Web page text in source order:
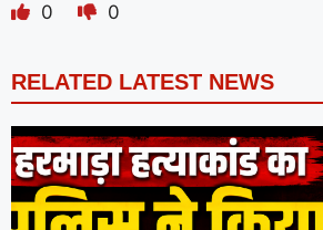
0 0
RELATED LATEST NEWS